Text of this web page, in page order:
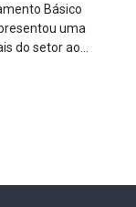
Básico
uma
do setor ao
privada,